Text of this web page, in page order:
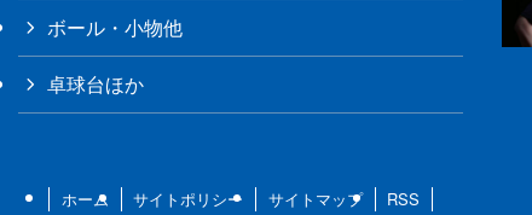
ボール・小物他
卓球台ほか
ホーム サイトポリシー サイトマップ RSS